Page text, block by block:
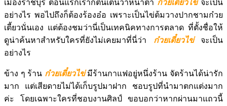
เมืองราชบุรี ตอนแรกเราก็ตื่นเต้นว่าหน้าตา ก๋วยเตี๋ยวไข่ จะเป็น
อย่างไร พอไปถึงก็ต้องร้องอ๋อ เพราะเป็นไข่ต้มวางปากชามก๋วย
เตี้ยวนั่นเอง แต่ต้องชมว่านี่เป็นเทคนิคทางการตลาด ที่ตั้งชื่อให้
ดูน่าค้นหาสำหรับใครที่ยังไม่เคยมาที่นี่ว่า
ก๋วยเตี๋ยวไข่
จะเป็น
อย่างไร
ข้าง ๆ ร้าน ก๋วยเตี๋ยวไข่ มีร้านกาแฟอยู่หนึ่งร้าน จัดร้านได้น่ารัก
มาก แต่เสียดายไม่ได้เก็บรูปมาฝาก ชอบรูปที่นำมาตกแต่งมาก
ค่ะ โดยเฉพาะใครที่ชอบงานศิลป์ ขอบอกว่าหากผ่านมาแถวนี้